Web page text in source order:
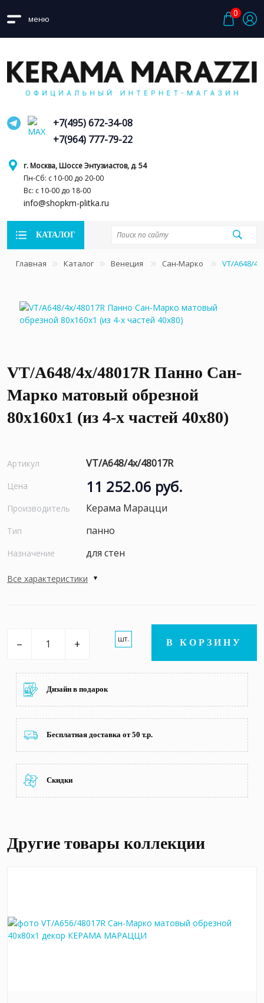
меню
0
г. Москва, Шоссе Энтузиастов, д. 54
Пн-Сб: с 10-00 до 20-00
Вс: с 10-00 до 18-00
info@shopkm-plitka.ru
+7(495) 672-34-08
+7(964) 777-79-22
КАТАЛОГ
Главная Каталог Венеция Сан-Марко VT/A648/
VT/A648/4x/48017R Панно Сан-
Марко матовый обрезной
80x160x1 (из 4-х частей 40х80)
Артикул VT/A648/4x/48017R
Цена 11 252.06 руб.
Производитель Керама Марацци
Тип панно
Назначение для стен
Все характеристики
– + шт. В КОРЗИНУ
Дизайн в подарок
Бесплатная доставка от 50 т.р.
Скидки
Другие товары коллекции